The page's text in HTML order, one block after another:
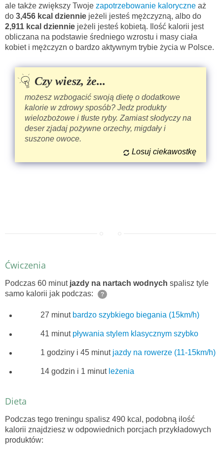
ale także zwiększy Twoje zapotrzebowanie kaloryczne aż
do 3,456 kcal dziennie jeżeli jesteś mężczyzną, albo do
2,911 kcal dziennie jeżeli jesteś kobietą. Ilość kalorii jest
obliczana na podstawie średniego wzrostu i masy ciała
kobiet i mężczyzn o bardzo aktywnym trybie życia w Polsce.
Czy wiesz, że...
możesz wzbogacić swoją dietę o dodatkowe
kalorie w zdrowy sposób? Jedz produkty
wielozbożowe i tłuste ryby. Zamiast słodyczy na
deser zjadaj pożywne orzechy, migdały i
suszone owoce.
Losuj ciekawostkę
Ćwiczenia
Podczas 60 minut jazdy na nartach wodnych spalisz tyle
samo kalorii jak podczas:
?
27 minut bardzo szybkiego biegania (15km/h)
41 minut pływania stylem klasycznym szybko
1 godziny i 45 minut jazdy na rowerze (11-15km/h)
14 godzin i 1 minut leżenia
Dieta
Podczas tego treningu spalisz 490 kcal, podobną ilość
kalorii znajdziesz w odpowiednich porcjach przykładowych
produktów: